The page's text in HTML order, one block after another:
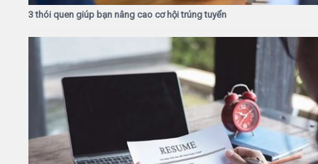
3 thói quen giúp bạn nâng cao cơ hội trúng tuyển